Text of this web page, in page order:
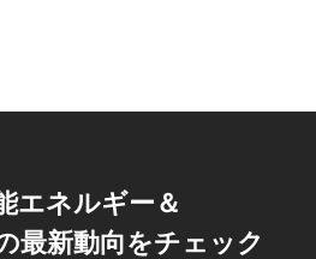
エネルギー＆
最新動向をチェック